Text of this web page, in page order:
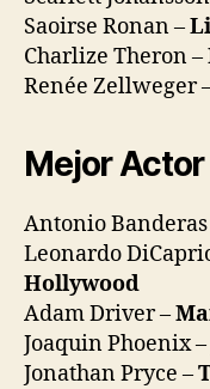
Saoirse Ronan –
Charlize Theron –
Renée Zellweger
Mejor Actor
Antonio Banderas
Leonardo
Hollywood
Adam Driver –
Joaquin Phoenix –
Jonathan Pryce –